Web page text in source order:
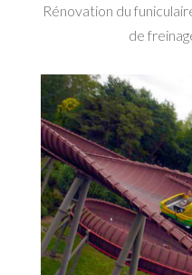
Rénovation du
de